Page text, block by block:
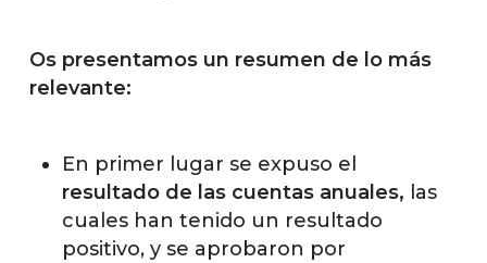
Os presentamos un resumen de lo más
relevante:
En primer lugar se expuso el
resultado de las cuentas anuales, las
cuales han tenido un resultado
positivo, y se aprobaron por